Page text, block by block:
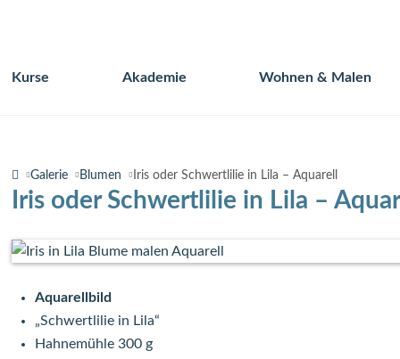
Navigation
Kurse Akademie Wohnen & Malen
Galerie Blumen Iris oder Schwertlilie in Lila – Aquarell
Iris oder Schwertlilie in Lila –
Aquarellbild
„Schwertlilie in Lila“
Hahnemühle 300 g